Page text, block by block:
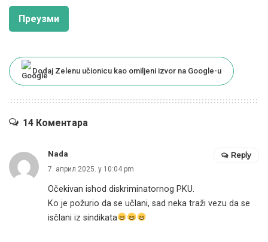
Преузми
Dodaj Zelenu učionicu kao omiljeni izvor na Google-u
14 Коментара
Nada
7. април 2025. у 10:04 pm
Očekivan ishod diskriminatornog PKU.
Ko je požurio da se učlani, sad neka traži vezu da se
isčlani iz sindikata
Reply